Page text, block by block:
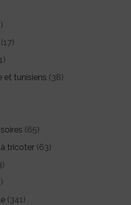
(17)
et tunisiens (38)
(65)
tricoter (63)
(341)